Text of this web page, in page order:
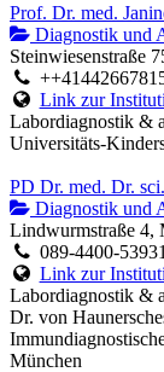
Prof. Dr. med.
Diagnostik und
Steinwiesenstraße
Link zur
Labordiagnostik &
Universitäts-
PD Dr. med. Dr.
Diagnostik und
Lindwurmstraße 4,
089-4400-53931
Link zur
Labordiagnostik &
Dr. von
München